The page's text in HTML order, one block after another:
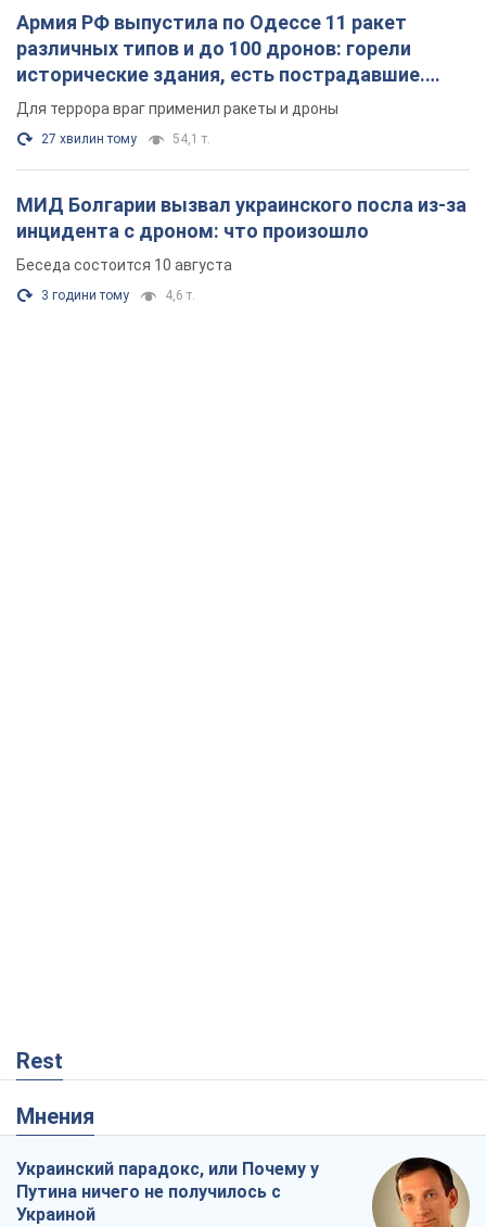
Армия РФ выпустила по Одессе 11 ракет
различных типов и до 100 дронов: горели
исторические здания, есть пострадавшие.
Фото и видео
Для террора враг применил ракеты и дроны
27 хвилин тому 54,1 т.
МИД Болгарии вызвал украинского посла из-за
инцидента с дроном: что произошло
Беседа состоится 10 августа
3 години тому 4,6 т.
Rest
Мнения
Украинский парадокс, или Почему у
Путина ничего не получилось с
Украиной